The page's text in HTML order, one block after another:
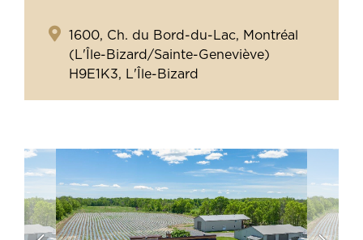
1600, Ch. du Bord-du-Lac, Montréal
(L'Île-Bizard/Sainte-Geneviève)
H9E1K3, L'Île-Bizard